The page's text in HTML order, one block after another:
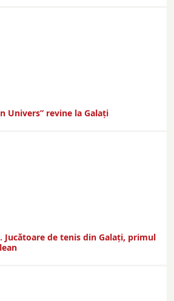
Univers” revine la Galați
Jucătoare de tenis din Galați, primul